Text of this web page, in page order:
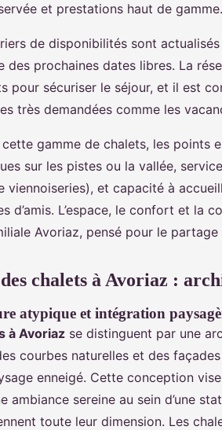
et prestations haut de gamme.
de disponibilités sont
des prochaines dates libres. La
pour sécuriser le séjour, et il est
très demandées comme les
gamme de chalets, les points
sur les pistes ou la vallée,
viennoiseries), et capacité à
d’amis. L’espace, le confort et la
Avoriaz, pensé pour le
chalets à Avoriaz :
atypique et intégration
à Avoriaz se distinguent par une
courbes naturelles et des
enneigé. Cette conception
ambiance sereine au sein d’une
toute leur dimension. Les